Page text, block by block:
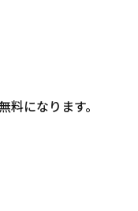
になります。